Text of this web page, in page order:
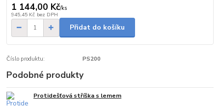
1 144,00 Kč/ks
945,45 Kč bez DPH
Přidat do košíku
Číslo produktu: PS200
Podobné produkty
Protidešťová stříška s lemem